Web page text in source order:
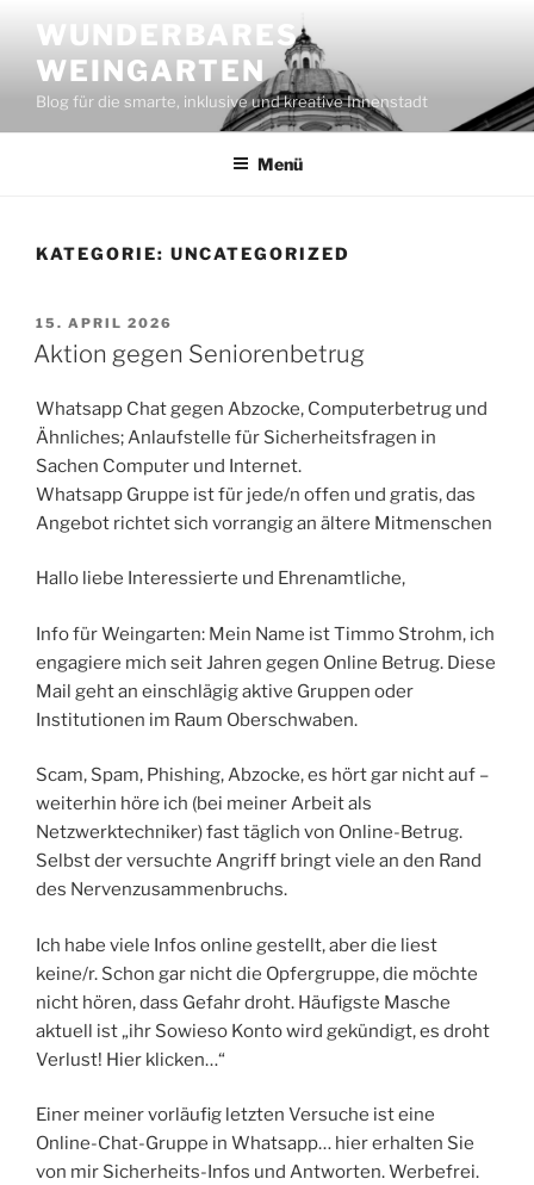
Inhalt
springen
WUNDERBARES
WEINGARTEN
Blog für die smarte, inklusive und kreative Innenstadt
Menü
KATEGORIE: UNCATEGORIZED
VERÖFFENTLICHT
AM
15. APRIL 2026
Aktion gegen Seniorenbetrug
Whatsapp Chat gegen Abzocke, Computerbetrug und
Ähnliches; Anlaufstelle für Sicherheitsfragen in
Sachen Computer und Internet.
Whatsapp Gruppe ist für jede/n offen und gratis, das
Angebot richtet sich vorrangig an ältere Mitmenschen
Hallo liebe Interessierte und Ehrenamtliche,
Info für Weingarten: Mein Name ist Timmo Strohm, ich
engagiere mich seit Jahren gegen Online Betrug. Diese
Mail geht an einschlägig aktive Gruppen oder
Institutionen im Raum Oberschwaben.
Scam, Spam, Phishing, Abzocke, es hört gar nicht auf –
weiterhin höre ich (bei meiner Arbeit als
Netzwerktechniker) fast täglich von Online-Betrug.
Selbst der versuchte Angriff bringt viele an den Rand
des Nervenzusammenbruchs.
Ich habe viele Infos online gestellt, aber die liest
keine/r. Schon gar nicht die Opfergruppe, die möchte
nicht hören, dass Gefahr droht. Häufigste Masche
aktuell ist „ihr Sowieso Konto wird gekündigt, es droht
Verlust! Hier klicken…“
Einer meiner vorläufig letzten Versuche ist eine
Online-Chat-Gruppe in Whatsapp… hier erhalten Sie
von mir Sicherheits-Infos und Antworten. Werbefrei.